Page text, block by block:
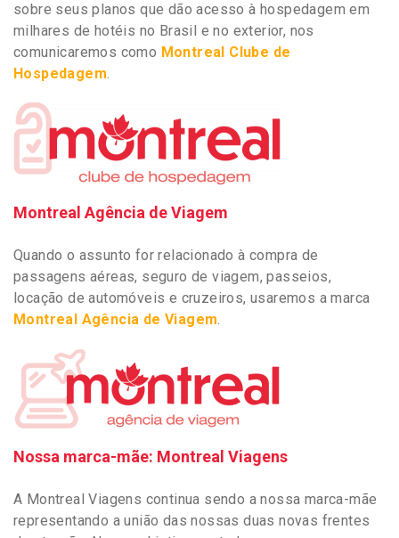
sobre seus planos que dão acesso à hospedagem em
milhares de hotéis no Brasil e no exterior, nos
comunicaremos como Montreal Clube de
Hospedagem.
Montreal Agência de Viagem
Quando o assunto for relacionado à compra de
passagens aéreas, seguro de viagem, passeios,
locação de automóveis e cruzeiros, usaremos a marca
Montreal Agência de Viagem.
Nossa marca-mãe: Montreal Viagens
A Montreal Viagens continua sendo a nossa marca-mãe
representando a união das nossas duas novas frentes